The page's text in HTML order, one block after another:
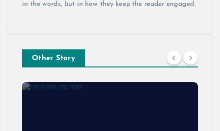
in the words, but in how they keep the reader engaged.
Other Story